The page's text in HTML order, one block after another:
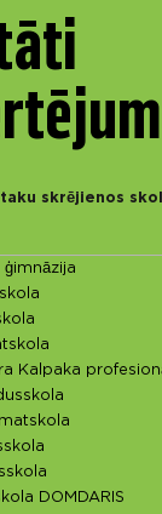
skrējienos
ģimnāzija
Kalpaka
DOMDARIS